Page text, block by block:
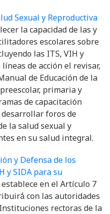
Sexual y Reproductiva
la capacidad de las y
escolares sobre
las ITS, VIH y
de acción el revisar,
de Educación de la
primaria y
de capacitación
desarrollar foros de
la salud sexual y
en su salud integral.
y Defensa de los
y SIDA para su
establece en el Artículo 7
con las autoridades
rectoras de la